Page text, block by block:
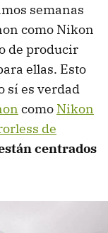
semanas
como Nikon
de producir
ellas. Esto
sí es verdad
como Nikon
de
centrados